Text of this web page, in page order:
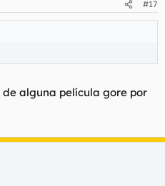
#17
de alguna película gore por